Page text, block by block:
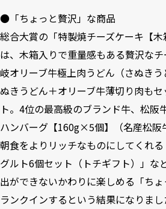
●「ちょっと贅沢」な商品
総合大賞の「特製焼チーズケーキ【木
は、木箱入りで重量感もある贅沢な
岐オリーブ牛極上肉うどん（さぬき
ぬきうどん＋オリーブ牛薄切り肉も
ト。4位の最高級のブランド牛、松阪
ハンバーグ【160g×5個】（名産松阪
朝食をよりリッチなものにしてくれ
グルト6個セット（トチギフト）」な
出ができないかわりに楽しめる「ち
ランクインするという結果になりまし